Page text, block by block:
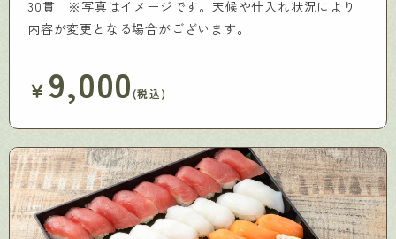
30貫 ※写真はイメージです。天候や仕入れ状況により
内容が変更となる場合がございます。
￥ 9,000(税込)